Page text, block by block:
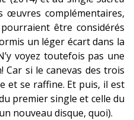
œuvres complémentaires,
être considérés
un léger écart dans la
voyez toutefois pas une
Car si le canevas des trois
et se raffine. Et puis, il est
premier single et celle du
nouveau disque, quoi).